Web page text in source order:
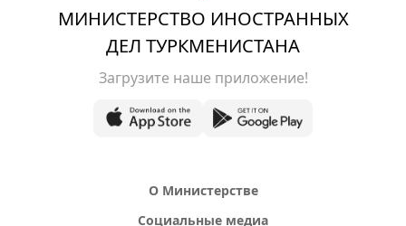
МИНИСТЕРСТВО ИНОСТРАННЫХ
ДЕЛ ТУРКМЕНИСТАНА
Загрузите наше приложение!
О Министерстве
Социальные медиа